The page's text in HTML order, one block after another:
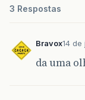
3 Respostas
Bravox14 de
da uma